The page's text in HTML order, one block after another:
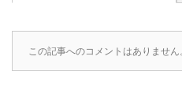
この記事へのコメントはありません